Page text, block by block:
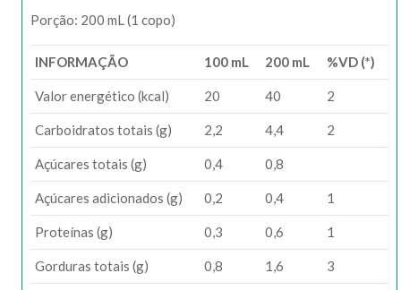
Porção: 200 mL (1 copo)
INFORMAÇÃO 100 mL 200 mL %VD (*)
Valor energético (kcal) 20 40 2
Carboidratos totais (g) 2,2 4,4 2
Açúcares totais (g) 0,4 0,8
Açúcares adicionados (g) 0,2 0,4 1
Proteínas (g) 0,3 0,6 1
Gorduras totais (g) 0,8 1,6 3